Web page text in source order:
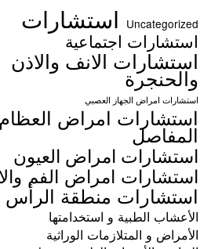
Uncategorized استشارات
استشارات اجتماعية
استشارات الانف والاذن
والحنجرة
استشارات امراض الجهاز العصبي
استشارات امراض
المفاصل
استشارات امراض العيون
استشارات امراض الفم
استشارات منطقة الرأس
الأعشاب الطبية و استخدامتها
الأمراض و المتلازمات الوراثية